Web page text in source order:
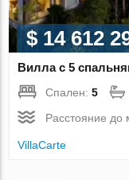
$ 14 612
Вилла с 5
Спален:5
Расстояние до
VillaСarte